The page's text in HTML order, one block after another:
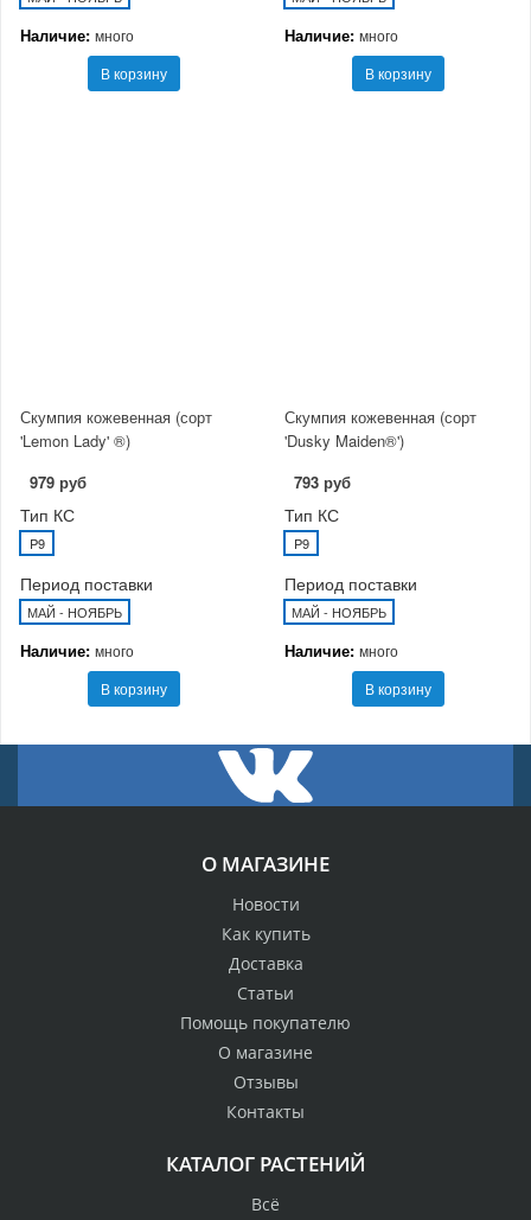
Наличие: много
В корзину
Наличие: много
В корзину
Скумпия кожевенная (сорт
'Lemon Lady' ®)
979 руб
Тип КС
P9
Период поставки
МАЙ - НОЯБРЬ
Наличие: много
В корзину
Скумпия кожевенная (сорт
'Dusky Maiden®')
793 руб
Тип КС
P9
Период поставки
МАЙ - НОЯБРЬ
Наличие: много
В корзину
О МАГАЗИНЕ
Новости
Как купить
Доставка
Статьи
Помощь покупателю
О магазине
Отзывы
Контакты
КАТАЛОГ РАСТЕНИЙ
Всё